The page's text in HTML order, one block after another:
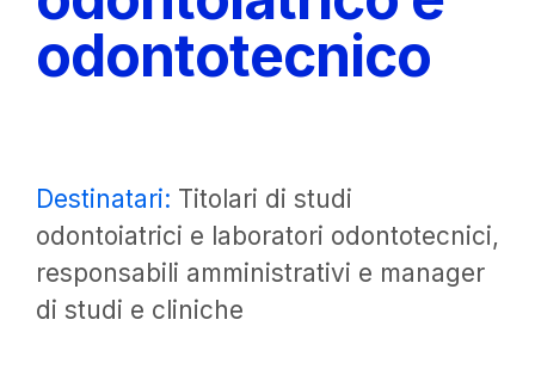
odontotecnico
Destinatari: Titolari di studi
odontoiatrici e laboratori odontotecnici,
responsabili amministrativi e manager
di studi e cliniche